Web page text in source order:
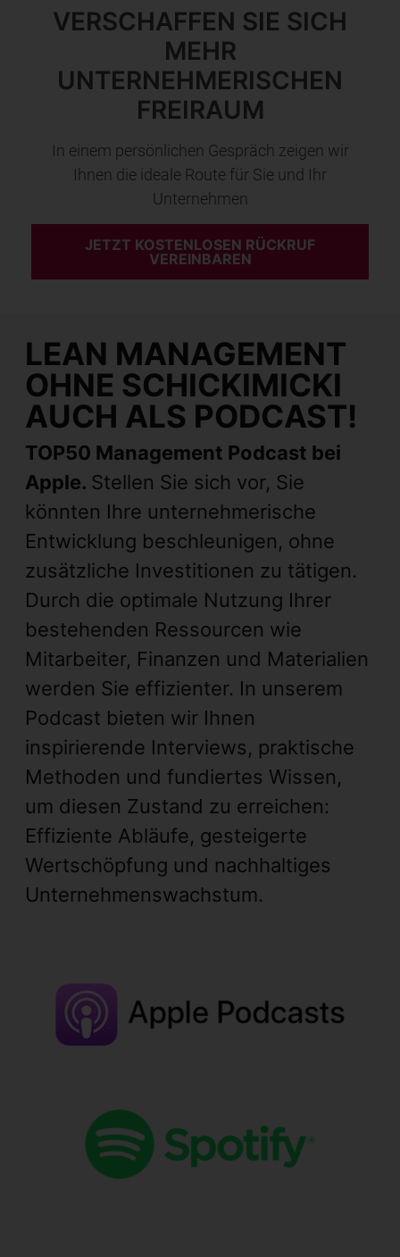
VERSCHAFFEN SIE SICH
MEHR
UNTERNEHMERISCHEN
FREIRAUM
In einem persönlichen Gespräch zeigen wir
Ihnen die ideale Route für Sie und Ihr
Unternehmen
JETZT KOSTENLOSEN RÜCKRUF
VEREINBAREN
LEAN MANAGEMENT
OHNE SCHICKIMICKI
AUCH ALS PODCAST!
TOP50 Management Podcast bei
Apple. Stellen Sie sich vor, Sie
könnten Ihre unternehmerische
Entwicklung beschleunigen, ohne
zusätzliche Investitionen zu tätigen.
Durch die optimale Nutzung Ihrer
bestehenden Ressourcen wie
Mitarbeiter, Finanzen und Materialien
werden Sie effizienter. In unserem
Podcast bieten wir Ihnen
inspirierende Interviews, praktische
Methoden und fundiertes Wissen,
um diesen Zustand zu erreichen:
Effiziente Abläufe, gesteigerte
Wertschöpfung und nachhaltiges
Unternehmenswachstum.